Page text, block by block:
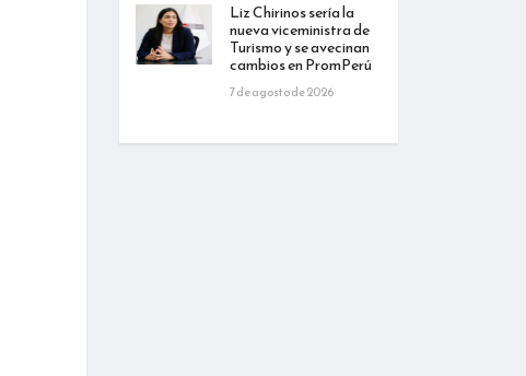
Liz Chirinos sería la
nueva viceministra de
Turismo y se avecinan
cambios en PromPerú
7 de agosto de 2026